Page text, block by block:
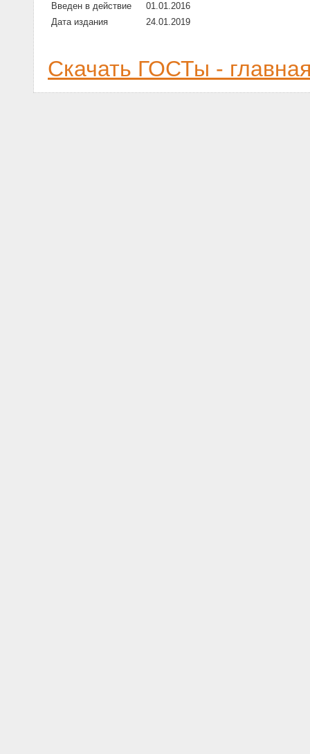
Введен в действие
01.01.2016
Дата издания
24.01.2019
Скачать ГОСТы -